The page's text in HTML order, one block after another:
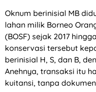
Oknum berinisial MB
lahan milik Borneo
(BOSF) sejak 2017
konservasi tersebut
berinisial H, S, dan B,
Anehnya, transaksi itu
kuitansi, tanpa